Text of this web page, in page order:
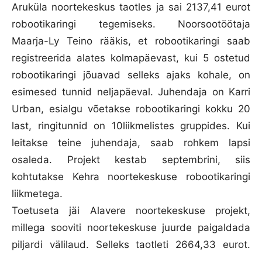
Aruküla noortekeskus taotles ja sai 2137,41 eurot
robootikaringi tegemiseks. Noorsootöötaja
Maarja-Ly Teino rääkis, et robootikaringi saab
registreerida alates kolmapäevast, kui 5 ostetud
robootikaringi jõuavad selleks ajaks kohale, on
esimesed tunnid neljapäeval. Juhendaja on Karri
Urban, esialgu võetakse robootikaringi kokku 20
last, ringitunnid on 10liikmelistes gruppides. Kui
leitakse teine juhendaja, saab rohkem lapsi
osaleda. Projekt kestab septembrini, siis
kohtutakse Kehra noortekeskuse robootikaringi
liikmetega.
Toetuseta jäi Alavere noortekeskuse projekt,
millega sooviti noortekeskuse juurde paigaldada
piljardi välilaud. Selleks taotleti 2664,33 eurot.